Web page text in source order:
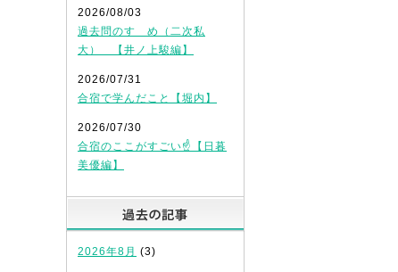
2026/08/03
過去問のすゝめ（二次私
大） 【井ノ上駿編】
2026/07/31
合宿で学んだこと【堀内】
2026/07/30
合宿のここがすごい☝️【日暮
美優編】
2026年8月 (3)